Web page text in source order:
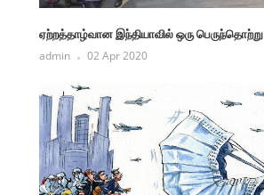
ஏற்றத்தாழ்வான இந்தியாவில் ஒரு பெருந்தொற்று
admin 02 Apr 2020